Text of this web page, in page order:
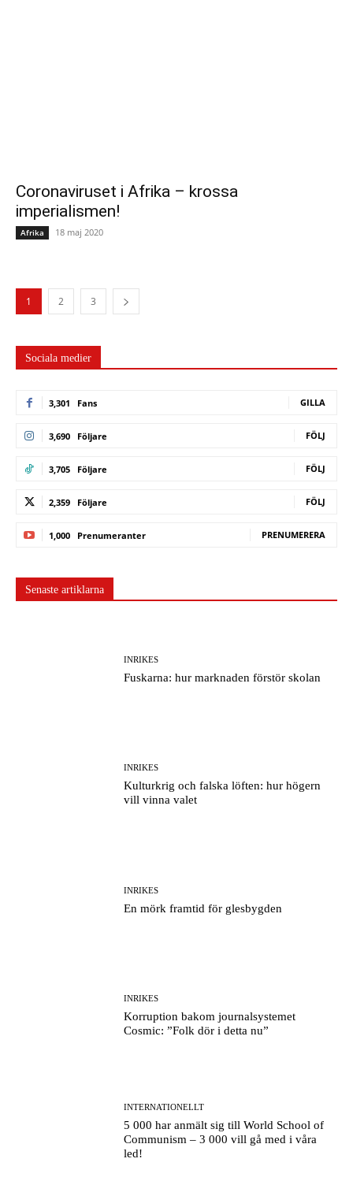
Coronaviruset i Afrika – krossa
imperialismen!
Afrika 18 maj 2020
1 2 3
Sociala medier
3,301 Fans GILLA
3,690 Följare FÖLJ
3,705 Följare FÖLJ
2,359 Följare FÖLJ
1,000 Prenumeranter PRENUMERERA
Senaste artiklarna
INRIKES
Fuskarna: hur marknaden förstör skolan
INRIKES
Kulturkrig och falska löften: hur högern
vill vinna valet
INRIKES
En mörk framtid för glesbygden
INRIKES
Korruption bakom journalsystemet
Cosmic: ”Folk dör i detta nu”
INTERNATIONELLT
5 000 har anmält sig till World School of
Communism – 3 000 vill gå med i våra
led!